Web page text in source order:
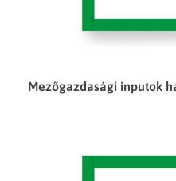
Mezőgazdasági inputok